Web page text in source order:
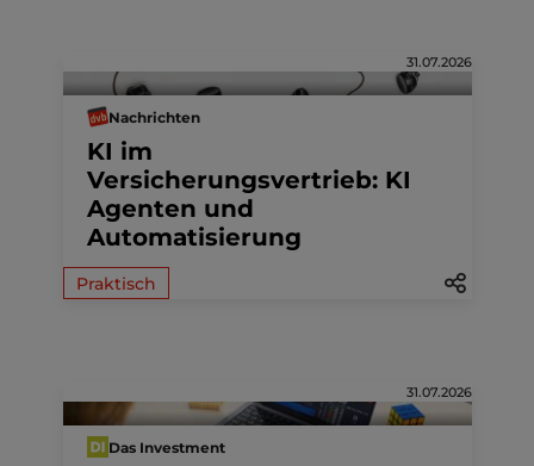
31.07.2026
Nachrichten
KI im
Versicherungsvertrieb: KI
Agenten und
Automatisierung
Praktisch
31.07.2026
Das Investment